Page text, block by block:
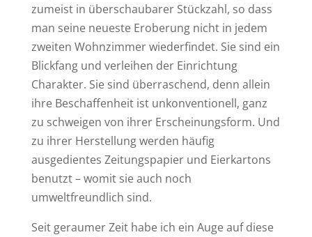
zumeist in überschaubarer Stückzahl, so dass
man seine neueste Eroberung nicht in jedem
zweiten Wohnzimmer wiederfindet. Sie sind ein
Blickfang und verleihen der Einrichtung
Charakter. Sie sind überraschend, denn allein
ihre Beschaffenheit ist unkonventionell, ganz
zu schweigen von ihrer Erscheinungsform. Und
zu ihrer Herstellung werden häufig
ausgedientes Zeitungspapier und Eierkartons
benutzt – womit sie auch noch
umweltfreundlich sind.
Seit geraumer Zeit habe ich ein Auge auf diese